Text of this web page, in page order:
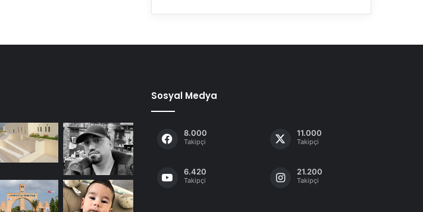
Sosyal Medya
8.000
Takipçi
11.000
Takipçi
6.420
Takipçi
21.200
Takipçi